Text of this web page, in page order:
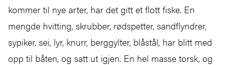
kommer til nye arter, har det gitt et flott fiske. En
mengde hvitting, skrubber, rødspetter, sandflyndrer,
sypiker, sei, lyr, knurr, berggylter, blåstål, har blitt med
opp til båten, og satt ut igjen. En hel masse torsk, og